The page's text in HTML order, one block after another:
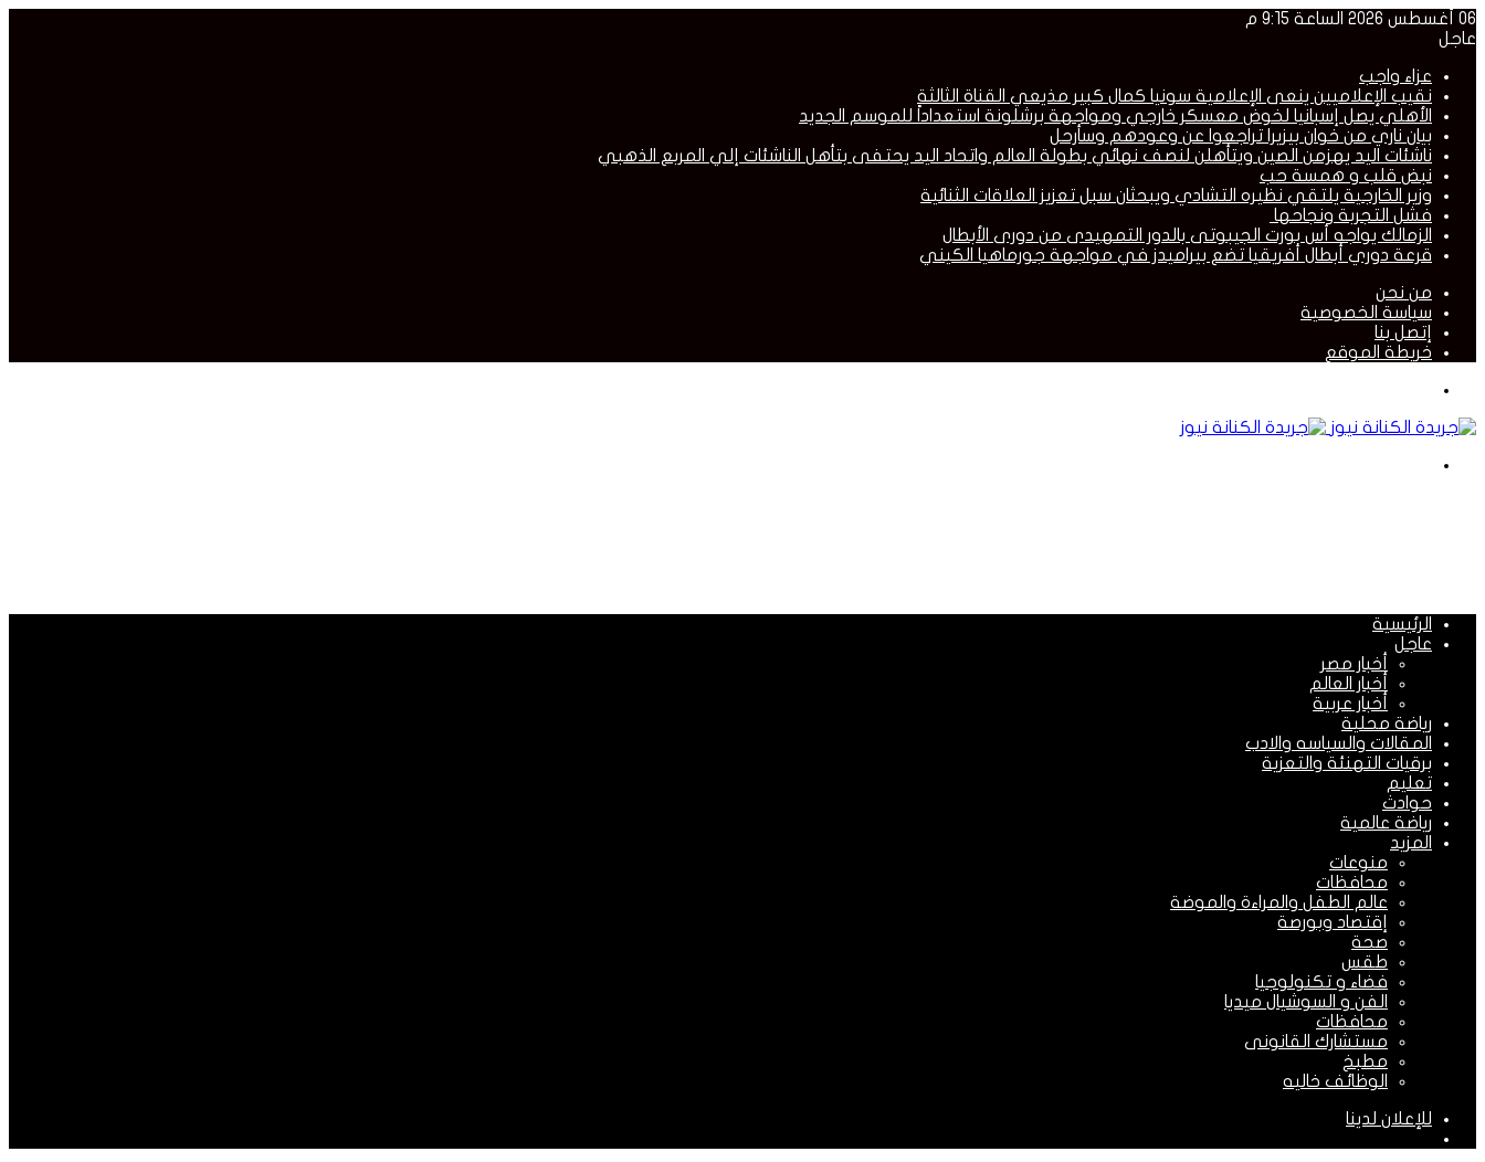
06 أغسطس 2026 الساعة 9:15 م
عاجل
عزاء واجب
نقيب الإعلاميين ينعى الإعلامية سونيا كمال كبير مذيعي القناة الثالثة
الأهلي يصل إسبانيا لخوض معسكر خارجي ومواجهة برشلونة استعداداً للموسم الجديد
بيان ناري من خوان بيزيرا تراجعوا عن وعودهم وسأرحل
ناشئات اليد يهزمن الصين ويتأهلن لنصف نهائي بطولة العالم واتحاد اليد يحتفى بتأهل الناشئات إلي المربع الذهبي
نبض قلب و همسة حب
وزير الخارجية يلتقي نظيره التشادي ويبحثان سبل تعزيز العلاقات الثنائية
فشل التجربة ونجاحها
الزمالك يواجه أس بورت الجيبوتى بالدور التمهيدى من دورى الأبطال
قرعة دوري أبطال أفريقيا تضع بيراميدز في مواجهة جورماهيا الكيني
من نحن
سياسة الخصوصية
إتصل بنا
خريطة الموقع
الرئيسية
عاجل
أخبار مصر
أخبار العالم
أخبار عربية
رياضة محلية
المقالات والسياسه والادب
برقيات التهنئة والتعزية
تعليم
حوادث
رياضة عالمية
المزيد
منوعات
محافظات
عالم الطفل والمراءة والموضة
إقتصاد وبورصة
صحة
طقس
فضاء و تكنولوجيا
الفن و السوشيال ميديا
محافظات
مستشارك القانونى
مطبخ
الوظائف خاليه
للإعلان لدينا